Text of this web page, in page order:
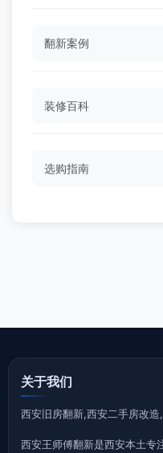
翻新案例
装修百科
选购指南
关于我们
西安旧房翻新,西安二手房改造
西安王师傅翻新是西安本土专